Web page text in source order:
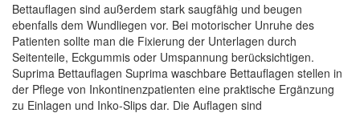
Bettauflagen sind außerdem stark saugfähig und beugen
ebenfalls dem Wundliegen vor. Bei motorischer Unruhe des
Patienten sollte man die Fixierung der Unterlagen durch
Seitenteile, Eckgummis oder Umspannung berücksichtigen.
Suprima Bettauflagen Suprima waschbare Bettauflagen stellen in
der Pflege von Inkontinenzpatienten eine praktische Ergänzung
zu Einlagen und Inko-Slips dar. Die Auflagen sind